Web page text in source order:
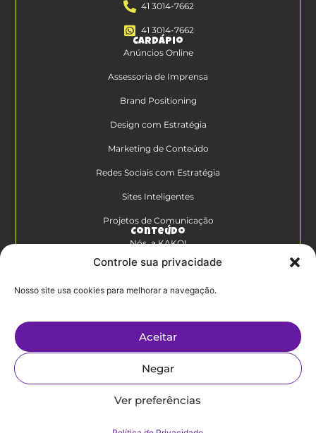
Controle sua privacidade
Nosso site usa cookies para melhorar a navegação.
Aceitar
Negar
Ver preferências
41 3014-7662
41 3014-7662
Cardápio
Anúncios Online
Assessoria de Imprensa
Brand Positioning
Design com Estratégia
Marketing de Conteúdo
Redes Sociais com Estratégia
Sites Inteligentes
Projetos de Comunicação
Conteúdo
Nós, a KAKOI
Diferenciais Clientes KAKOI
KAKOICast
Trabalhe Conosco
Politíca de